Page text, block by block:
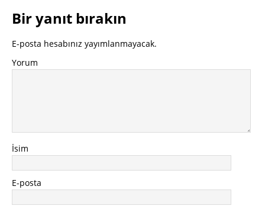
Bir yanıt bırakın
E-posta hesabınız yayımlanmayacak.
Yorum
İsim
E-posta